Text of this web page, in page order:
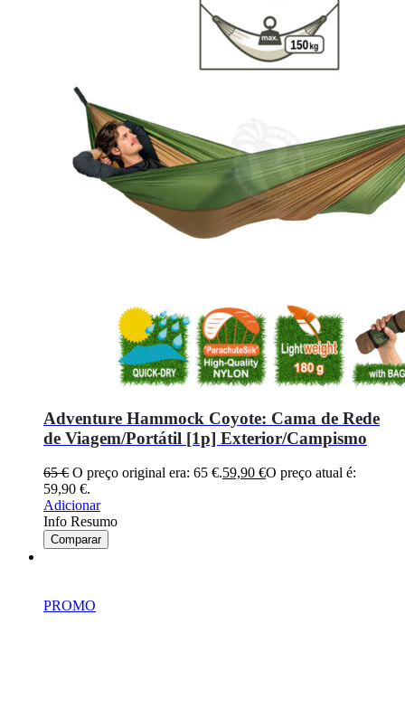
Adventure Hammock Coyote: Cama de Rede
de Viagem/Portátil [1p] Exterior/Campismo
65€ O preço original era: 65 €.59,90 €O preço atual é:
59,90 €.
Adicionar
Info Resumo
Comparar
PROMO